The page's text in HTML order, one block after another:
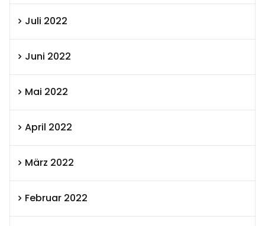
Juli 2022
Juni 2022
Mai 2022
April 2022
März 2022
Februar 2022